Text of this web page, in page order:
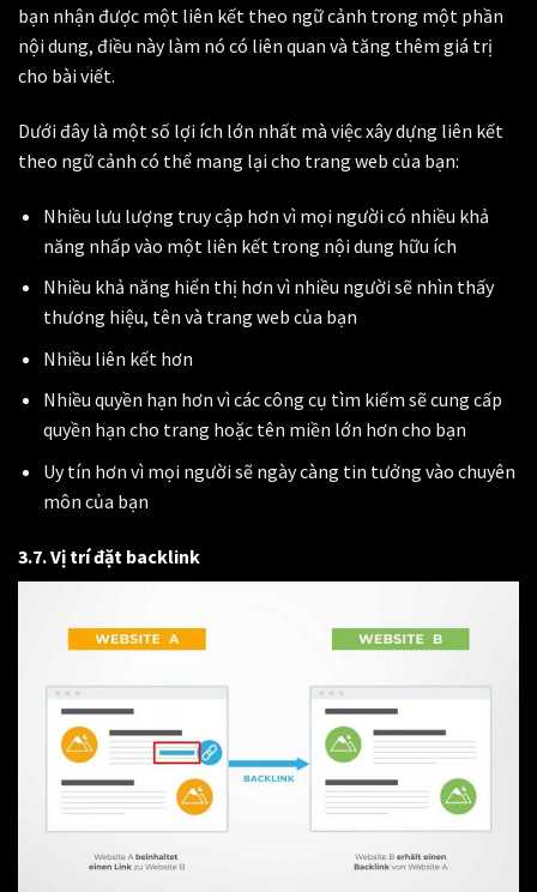
bạn nhận được một liên kết theo ngữ cảnh trong một phần
nội dung, điều này làm nó có liên quan và tăng thêm giá trị
cho bài viết.
Dưới đây là một số lợi ích lớn nhất mà việc xây dựng liên kết
theo ngữ cảnh có thể mang lại cho trang web của bạn:
Nhiều lưu lượng truy cập hơn vì mọi người có nhiều khả
năng nhấp vào một liên kết trong nội dung hữu ích
Nhiều khả năng hiển thị hơn vì nhiều người sẽ nhìn thấy
thương hiệu, tên và trang web của bạn
Nhiều liên kết hơn
Nhiều quyền hạn hơn vì các công cụ tìm kiếm sẽ cung cấp
quyền hạn cho trang hoặc tên miền lớn hơn cho bạn
Uy tín hơn vì mọi người sẽ ngày càng tin tưởng vào chuyên
môn của bạn
3.7. Vị trí đặt backlink